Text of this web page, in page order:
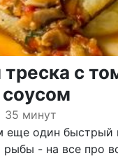
с
35 минут
еще один быстрый
рыбы - на все про